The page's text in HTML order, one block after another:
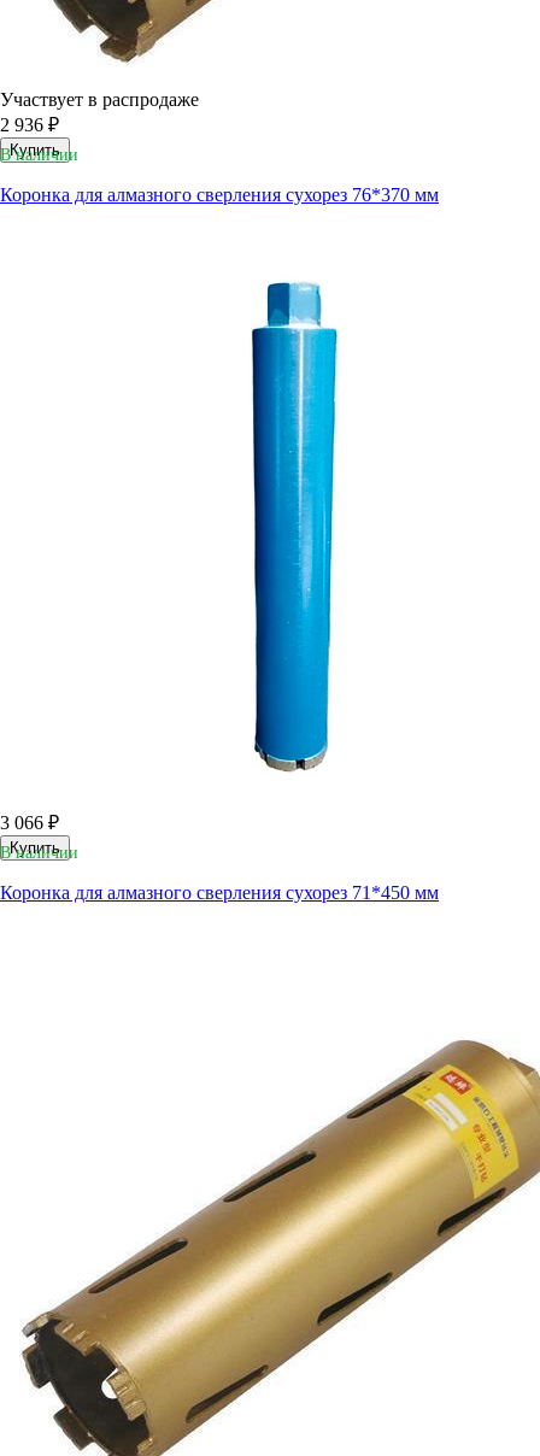
Участвует в распродаже
2 936 ₽
Купить
В наличии
Коронка для алмазного сверления сухорез 76*370 мм
3 066 ₽
Купить
В наличии
Коронка для алмазного сверления сухорез 71*450 мм